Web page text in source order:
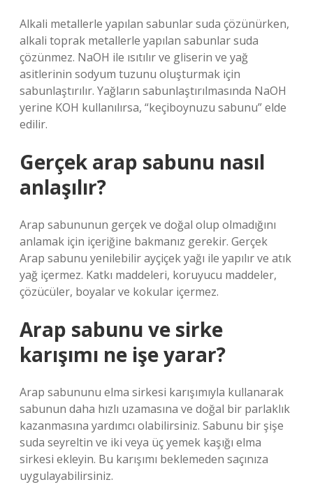
Alkali metallerle yapılan sabunlar suda çözünürken,
alkali toprak metallerle yapılan sabunlar suda
çözünmez. NaOH ile ısıtılır ve gliserin ve yağ
asitlerinin sodyum tuzunu oluşturmak için
sabunlaştırılır. Yağların sabunlaştırılmasında NaOH
yerine KOH kullanılırsa, “keçiboynuzu sabunu” elde
edilir.
Gerçek arap sabunu nasıl
anlaşılır?
Arap sabununun gerçek ve doğal olup olmadığını
anlamak için içeriğine bakmanız gerekir. Gerçek
Arap sabunu yenilebilir ayçiçek yağı ile yapılır ve atık
yağ içermez. Katkı maddeleri, koruyucu maddeler,
çözücüler, boyalar ve kokular içermez.
Arap sabunu ve sirke
karışımı ne işe yarar?
Arap sabununu elma sirkesi karışımıyla kullanarak
sabunun daha hızlı uzamasına ve doğal bir parlaklık
kazanmasına yardımcı olabilirsiniz. Sabunu bir şişe
suda seyreltin ve iki veya üç yemek kaşığı elma
sirkesi ekleyin. Bu karışımı beklemeden saçınıza
uygulayabilirsiniz.